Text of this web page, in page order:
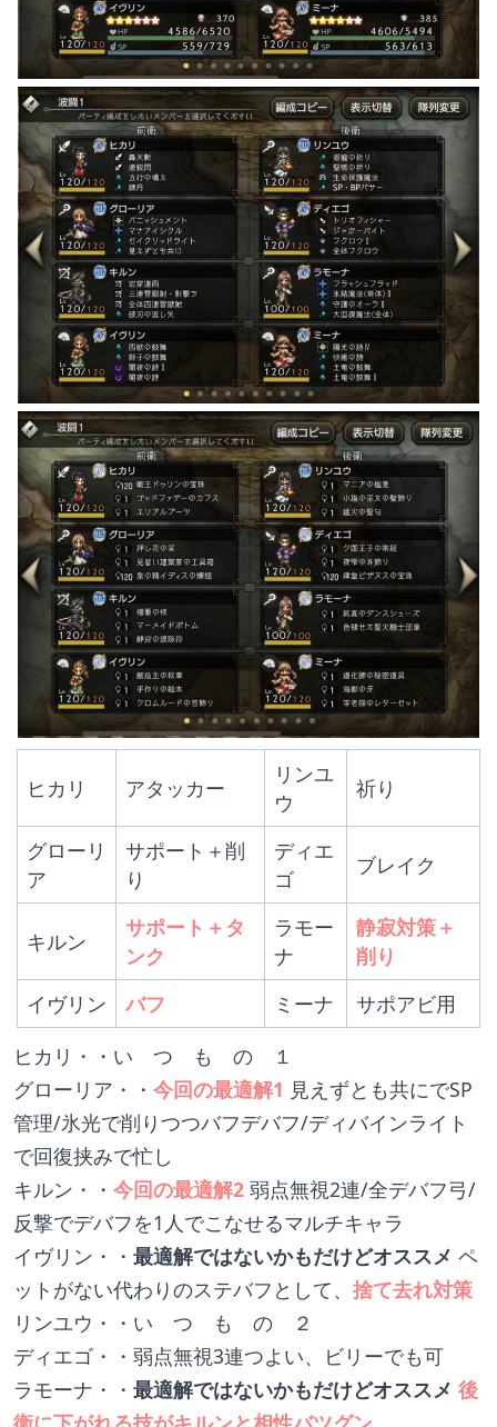
ヒカリ アタッカー
リンユ
ウ
祈り
グローリ
ア
サポート＋削
り
ディエ
ゴ
ブレイク
キルン
サポート＋タ
ンク
ラモー
ナ
静寂対策＋
削り
イヴリン
バフ ミーナ
サポアビ用
ヒカリ・・い　つ　も　の　１
グローリア・・ 今回の最適解1 見えずとも共にでSP
管理/氷光で削りつつバフデバフ/ディバインライト
で回復挟みで忙し
キルン・・ 今回の最適解2 弱点無視2連/全デバフ弓/
反撃でデバフを1人でこなせるマルチキャラ
イヴリン・・ 最適解ではないかもだけどオススメ ペ
ットがない代わりのステバフとして、 捨て去れ対策
リンユウ・・い　つ　も　の　２
ディエゴ・・弱点無視3連つよい、ビリーでも可
ラモーナ・・ 最適解ではないかもだけどオススメ 後